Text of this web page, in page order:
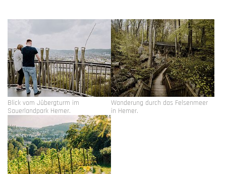
Blick vom Jübergturm im
Sauerlandpark Hemer.
Wanderung durch das Felsenmeer
in Hemer.